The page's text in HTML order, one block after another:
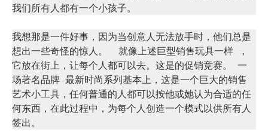
我们所有人都有一个小孩子。
我想那是一件好事，因为当创意人无法放手时，他们总是
想出一些奇怪的惊人。
就像上述巨型销售玩具一样 ，
它放在街上，让每个人都可以去。这是的促销竞赛。 一
场著名品牌 最新时尚系列基本上，这是一个巨大的销售
艺术小工具，任何普通的人都可以按他或她认为合适的任
何东西，在此过程中，为每个人创造一个模式以供所有人
签出。